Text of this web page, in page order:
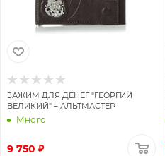
ЗАЖИМ ДЛЯ ДЕНЕГ "ГЕОРГИЙ
ВЕЛИКИЙ" – АЛЬТМАСТЕР
Много
9 750 ₽